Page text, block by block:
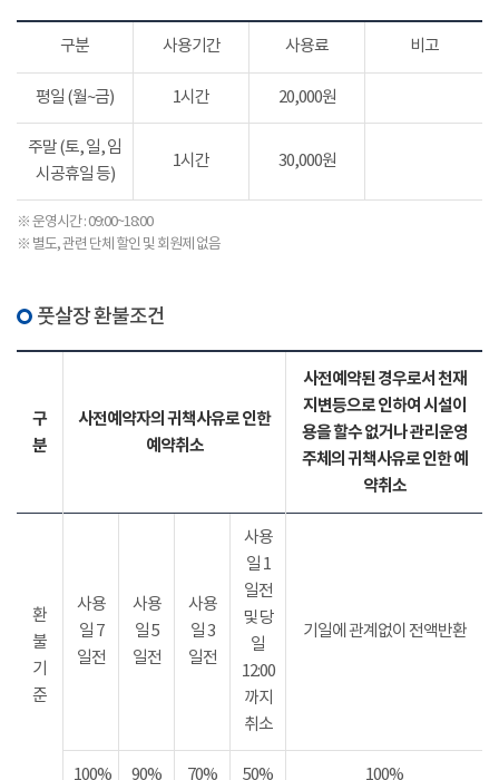
구분 사용기간 사용료 비고
평일 (월~금) 1시간 20,000원
주말 (토, 일, 임
시공휴일 등)
1시간 30,000원
※ 운영시간 : 09:00~18:00
※ 별도, 관련 단체 할인 및 회원제 없음
풋살장 환불조건
구
분
사전예약자의 귀책사유로 인한
예약취소
사전예약된 경우로서 천재
지변등으로 인하여 시설이
용을 할수 없거나 관리운영
주체의 귀책사유로 인한 예
약취소
환
불
기
준
사용
일 7
일전
사용
일 5
일전
사용
일 3
일전
사용
일 1
일전
및 당
일
12:00
까지
취소
기일에 관계없이 전액반환
100% 90% 70% 50% 100%